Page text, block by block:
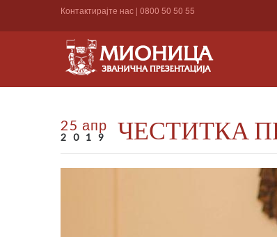
Контактирајте нас | 0800 50 50 55
25 апр
2019 ЧЕСТИТКА